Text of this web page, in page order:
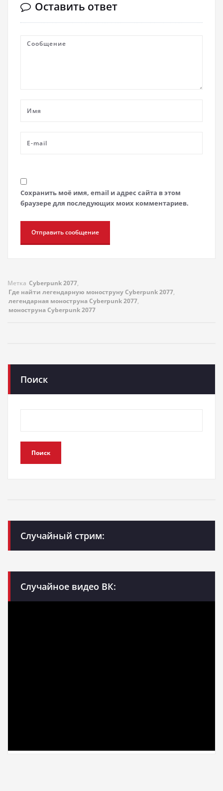
Оставить ответ
Сохранить моё имя, email и адрес сайта в этом
браузере для последующих моих комментариев.
Метка Cyberpunk 2077,
Где найти легендарную моноструну Cyberpunk 2077,
легендарная моноструна Cyberpunk 2077,
моноструна Cyberpunk 2077
Поиск
Поиск
Случайный стрим:
Случайное видео ВК: